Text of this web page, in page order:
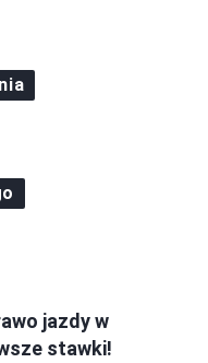
jazdy w
stawki!